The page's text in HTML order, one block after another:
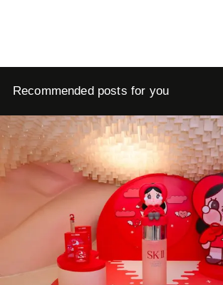
Recommended posts for you